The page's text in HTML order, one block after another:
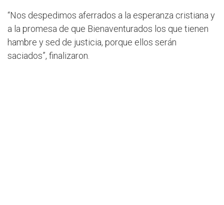
“Nos despedimos aferrados a la esperanza cristiana y
a la promesa de que Bienaventurados los que tienen
hambre y sed de justicia, porque ellos serán
saciados”, finalizaron.